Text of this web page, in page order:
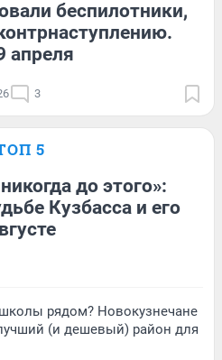
беспилотники,
апреля
3
5
до этого»:
Кузбасса и его
рядом? Новокузнечане
(и дешевый) район для